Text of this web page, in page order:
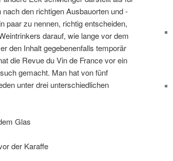
den richtigen Ausbauorten und -
paar zu nennen, richtig entscheiden,
darauf, wie lange vor dem
den Inhalt gegebenenfalls temporär
die Revue du Vin de France vor ein
gemacht. Man hat von fünf
unter drei unterschiedlichen
Glas
der Karaffe